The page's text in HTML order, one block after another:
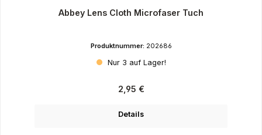
Abbey Lens Cloth Microfaser Tuch
Produktnummer: 202686
Nur 3 auf Lager!
Regulärer Preis:
2,95 €
Details